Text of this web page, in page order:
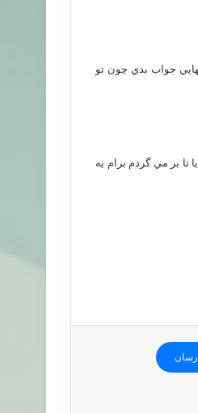
جواب بدي چون تو
تا بر مي گردم برام يه
رسان